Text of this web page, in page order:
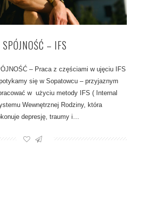
– IFS
– Praca z częściami w ujęciu IFS
się w Sopatowcu – przyjaznym
w użyciu metody IFS ( Internal
Wewnętrznej Rodziny, która
depresję, traumy i…